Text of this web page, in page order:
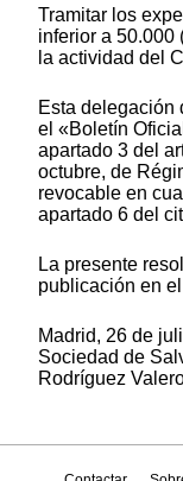
Tramitar los
inferior a 50.000
la actividad del
Esta delegación
el «Boletín
apartado 3 del
octubre, de
revocable en
apartado 6 del
La presente
publicación en
Madrid, 26 de
Sociedad de
Rodríguez